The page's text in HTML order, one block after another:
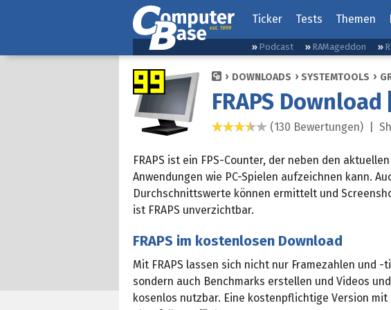
Ticker Tests Themen
Podcast RAMageddon
DOWNLOADS SYSTEMTOOLS
FRAPS
3,3 Sterne
(130 Bewertungen) |
FRAPS ist ein FPS-Counter, der neben den
Anwendungen wie PC-Spielen aufzeichnen kann.
Durchschnittswerte können ermittelt und
ist FRAPS unverzichtbar.
FRAPS im kostenlosen Download
Mit FRAPS lassen sich nicht nur Framezahlen und
sondern auch Benchmarks erstellen und Videos
kosenlos nutzbar. Eine kostenpflichtige Version